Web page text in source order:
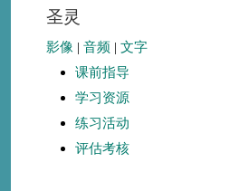
圣灵
影像 | 音频 | 文字
课前指导
学习资源
练习活动
评估考核